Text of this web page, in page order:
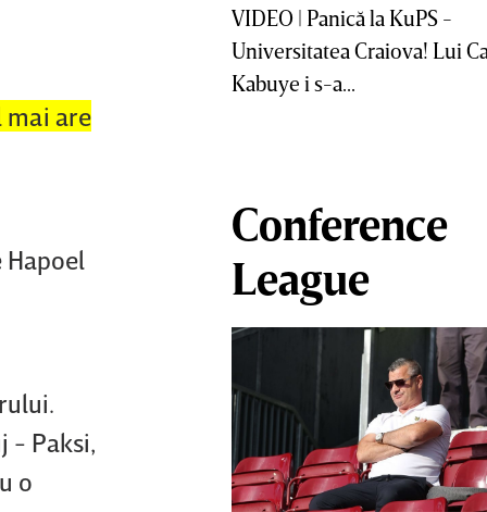
mai are
Hapoel
- Paksi,
o
VIDEO | Panică la KuPS -
Universitatea Craiova! Lui
Kabuye i s-a...
Conference
League